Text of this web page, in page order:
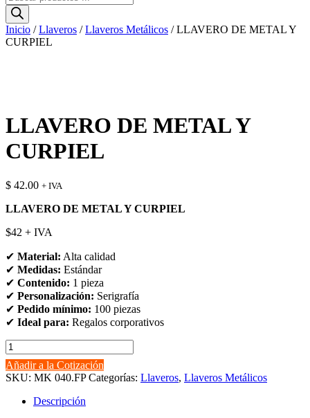
de
productos
Inicio /Llaveros /Llaveros Metálicos / LLAVERO DE METAL Y
CURPIEL
LLAVERO DE METAL Y
CURPIEL
$ 42.00 + IVA
LLAVERO DE METAL Y CURPIEL
$42 + IVA
✔ Material: Alta calidad
✔ Medidas: Estándar
✔ Contenido: 1 pieza
✔ Personalización: Serigrafía
✔ Pedido mínimo: 100 piezas
✔ Ideal para: Regalos corporativos
LLAVERO
DE
METAL
Y
CURPIEL
cantidad
Añadir a la Cotización
SKU: MK 040.FP Categorías: Llaveros, Llaveros Metálicos
Descripción